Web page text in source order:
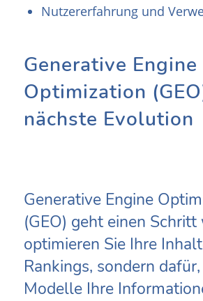
Nutzererfahrung und
Generative Engine
Optimization
nächste Evolution
Generative Engine
(GEO) geht einen
optimieren Sie Ihre
Rankings, sondern
Modelle Ihre